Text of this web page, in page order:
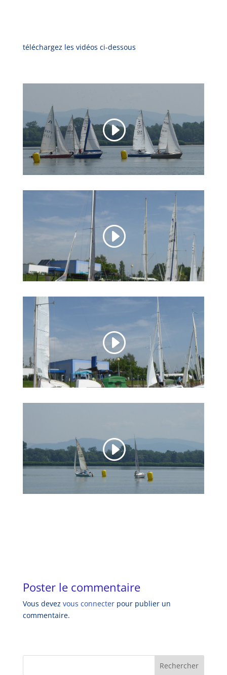
téléchargez les vidéos ci-dessous
Poster le commentaire
Vous devez vous connecterpour publier un
commentaire.